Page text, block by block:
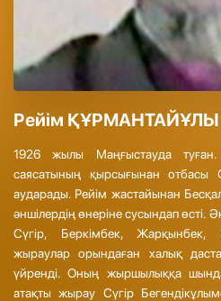
Рейім ҚҰРМАНТАЙҰЛЫ
1926 жылы Маңғыстауда туған.
саясатының қырсығынан
аударады. Рейім жастайынан
әншілердің өнеріне сусындап өсті.
Сүгір, Беркімбек, Жарқынбек,
жыраулар орындаған халық
үйренді. Оның жыршылыққа
атақты жырау Сүгір